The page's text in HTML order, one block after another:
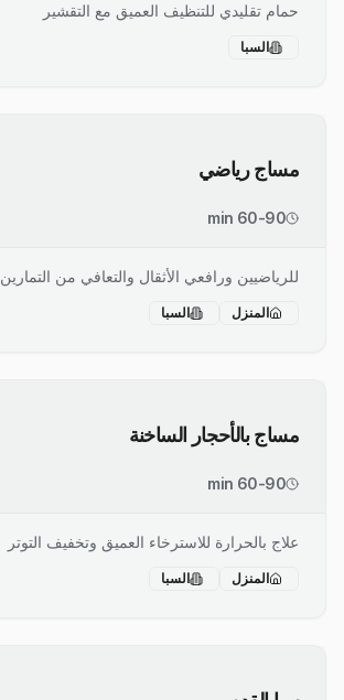
حمام تقليدي للتنظيف العميق مع التقشير
السبا
مساج رياضي
60-90 min
للرياضيين ورافعي الأثقال والتعافي من التمارين
المنزل السبا
مساج بالأحجار الساخنة
60-90 min
علاج بالحرارة للاسترخاء العميق وتخفيف التوتر
المنزل السبا